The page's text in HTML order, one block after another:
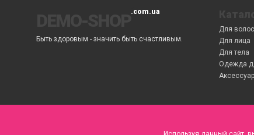
Быть здоровым - значить быть счастливым.
Для волос
Для лица
Для тела
Одежда